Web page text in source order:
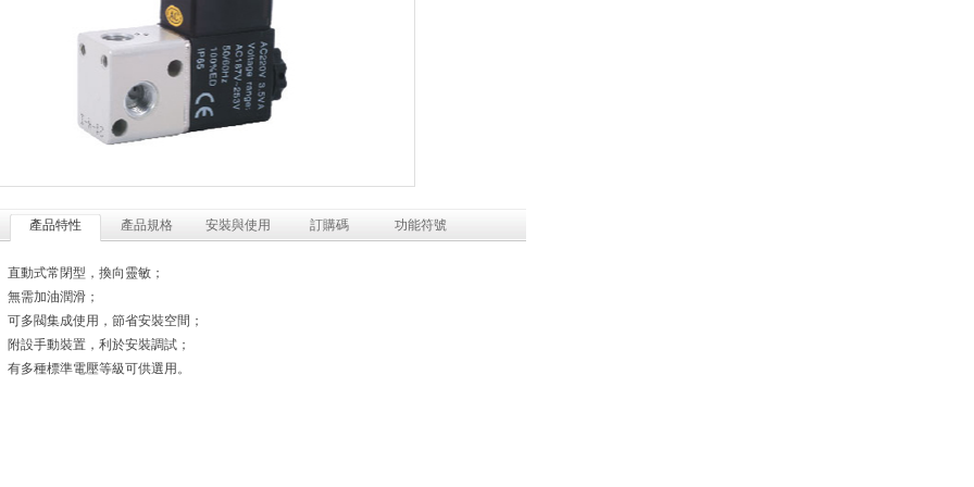
產品特性 產品規格 安裝與使用 訂購碼 功能符號
直動式常閉型，換向靈敏；
無需加油潤滑；
可多閥集成使用，節省安裝空間；
附設手動裝置，利於安裝調試；
有多種標準電壓等級可供選用。